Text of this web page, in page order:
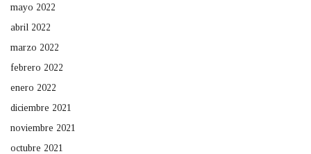
mayo 2022
abril 2022
marzo 2022
febrero 2022
enero 2022
diciembre 2021
noviembre 2021
octubre 2021